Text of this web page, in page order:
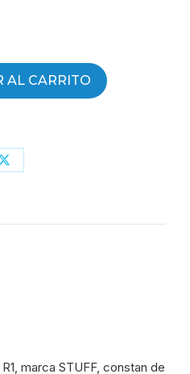
AL CARRITO
Compartir
marca STUFF, constan de